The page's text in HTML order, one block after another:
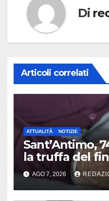
Di
Articoli correlati
ATTUALITÀ NOTIZIE
Sant’Antimo,
la truffa del
denunciato un
AGO 7, 2026